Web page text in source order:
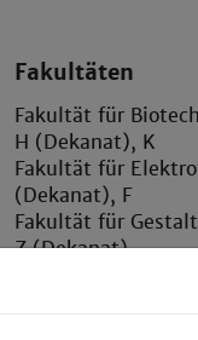
Fakultäten
Fakultät für
H (Dekanat), K
Fakultät für
(Dekanat), F
Fakultät für
Z (Dekanat)